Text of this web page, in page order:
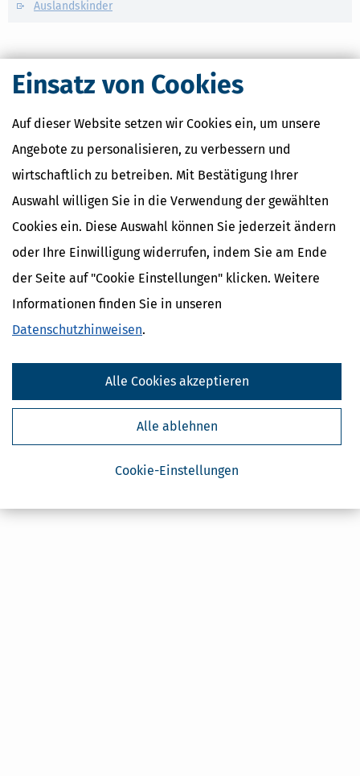
Einsatz von Cookies
Auf dieser Website setzen wir Cookies ein, um unsere
Angebote zu personalisieren, zu verbessern und
wirtschaftlich zu betreiben. Mit Bestätigung Ihrer
Auswahl willigen Sie in die Verwendung der gewählten
Cookies ein. Diese Auswahl können Sie jederzeit ändern
oder Ihre Einwilligung widerrufen, indem Sie am Ende
der Seite auf "Cookie Einstellungen" klicken. Weitere
Informationen finden Sie in unseren
Datenschutzhinweisen.
Cookie-Einstellungen
Alle ablehnen
Alle Cookies akzeptieren
Auslandskinder
Kostenlose Steuertipps & News
Absenden
Steuertipps
Steuertipps Selbstständige
von Steuertipps abonnieren. Die
Datenschutzhinweisehabe ich gelesen.
Meine Einwilligung kann ich jederzeit durch
Abbestellung des Newsletters widerrufen.